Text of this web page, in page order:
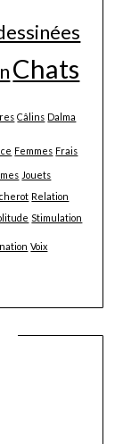
Chats
Câlins Dalma
Femmes Frais
Jouets
Relation
Stimulation
Voix